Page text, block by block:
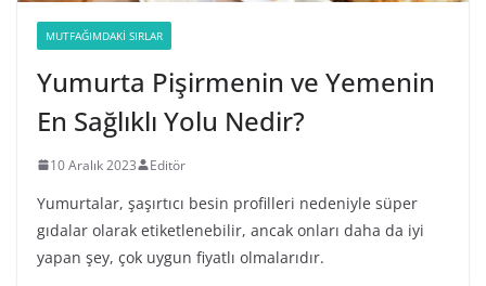
MUTFAĞIMDAKI SIRLAR
Yumurta Pişirmenin ve Yemenin
En Sağlıklı Yolu Nedir?
10 Aralık 2023 Editör
Yumurtalar, şaşırtıcı besin profilleri nedeniyle süper
gıdalar olarak etiketlenebilir, ancak onları daha da iyi
yapan şey, çok uygun fiyatlı olmalarıdır.